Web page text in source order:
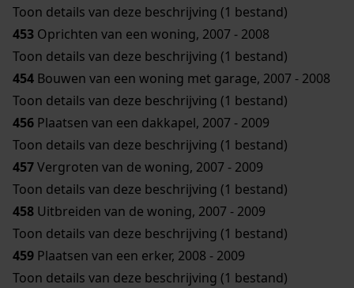
Toon details van deze beschrijving (1 bestand)
453 Oprichten van een woning, 2007 - 2008
Toon details van deze beschrijving (1 bestand)
454 Bouwen van een woning met garage, 2007 - 2008
Toon details van deze beschrijving (1 bestand)
456 Plaatsen van een dakkapel, 2007 - 2009
Toon details van deze beschrijving (1 bestand)
457Vergroten van de woning, 2007 - 2009
Toon details van deze beschrijving (1 bestand)
458 Uitbreiden van de woning, 2007 - 2009
Toon details van deze beschrijving (1 bestand)
459 Plaatsen van een erker, 2008 - 2009
Toon details van deze beschrijving (1 bestand)